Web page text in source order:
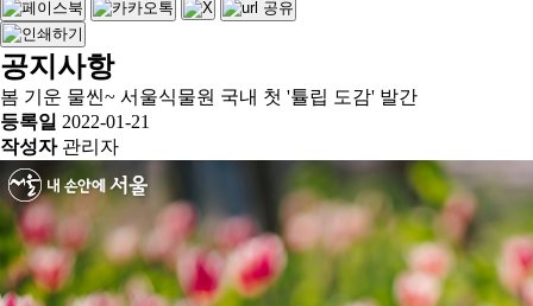
공지사항
봄 기운 물씬~ 서울식물원 국내 첫 '튤립 도감' 발간
등록일 2022-01-21
작성자 관리자